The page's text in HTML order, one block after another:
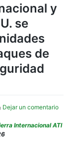
y
se
de
Dejar un comentarioen
de
Internacional ATI